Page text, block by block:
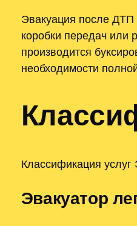
Эвакуация после ДТП
коробки передач или
производится
необходимости
Классификация услуг
Эвакуатор